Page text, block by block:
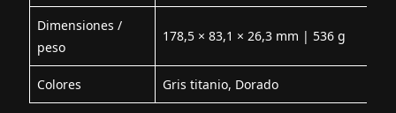
Dimensiones /
peso
178,5 × 83,1 × 26,3 mm | 536 g
Colores Gris titanio, Dorado